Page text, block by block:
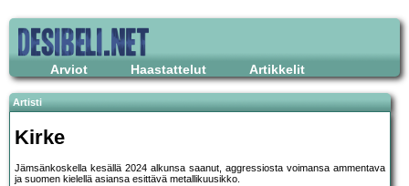
Arviot Haastattelut Artikkelit
Artisti
Kirke
Jämsänkoskella kesällä 2024 alkunsa saanut, aggressiosta voimansa ammentava
ja suomen kielellä asiansa esittävä metallikuusikko.